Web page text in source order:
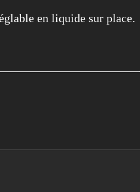
en liquide sur place.